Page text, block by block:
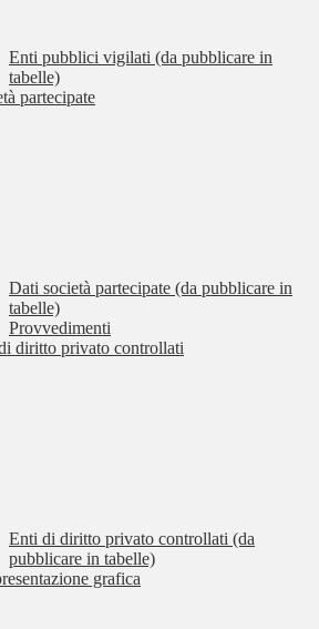
Enti pubblici vigilati (da pubblicare in
tabelle)
partecipate
Dati società partecipate (da pubblicare in
tabelle)
Provvedimenti
diritto privato controllati
Enti di diritto privato controllati (da
pubblicare in tabelle)
grafica